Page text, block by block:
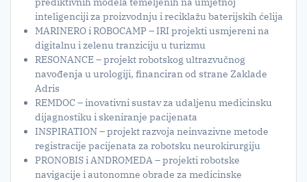
inteligenciji za proizvodnju i reciklažu baterijskih ćelija
MARINERO i ROBOCAMP – IRI projekti usmjereni na
digitalnu i zelenu tranziciju u turizmu
RESONANCE – projekt robotskog ultrazvučnog
navođenja u urologiji, financiran od strane Zaklade
Adris
REMDOC – inovativni sustav za udaljenu medicinsku
dijagnostiku i skeniranje pacijenata
INSPIRATION – projekt razvoja neinvazivne metode
registracije pacijenata za robotsku neurokirurgiju
PRONOBIS i ANDROMEDA – projekti robotske
navigacije i autonomne obrade za medicinske